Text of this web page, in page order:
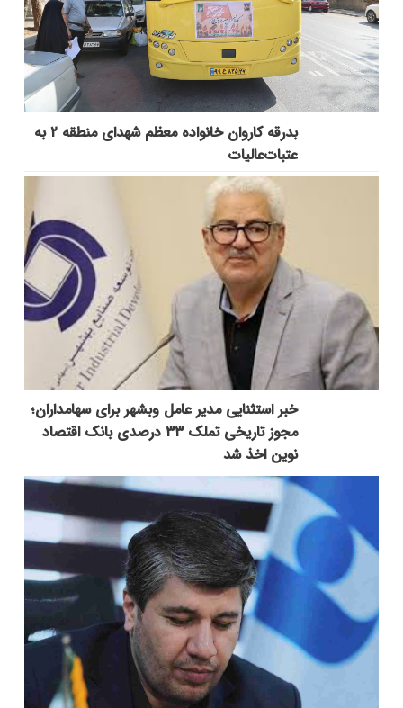
بدرقه کاروان خانواده معظم شهدای منطقه ۲ به
عتبات‌عالیات
خبر استثنایی مدیر عامل وبشهر برای سهامداران؛
مجوز تاریخی تملک ۳۳ درصدی بانک اقتصاد
نوین اخذ شد